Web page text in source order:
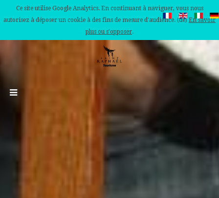
Ce site utilise Google Analytics. En continuant à naviguer, vous nous
autorisez à déposer un cookie à des fins de mesure d'audience. (de) En savoir
plus ou s'opposer.